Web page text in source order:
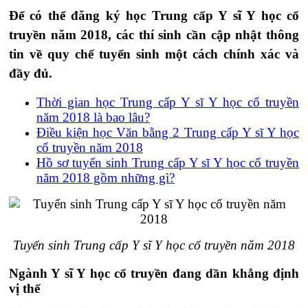
Để có thể đăng ký học Trung cấp Y sĩ Y học cổ
truyền năm 2018, các thí sinh cần cập nhật thông
tin về quy chế tuyển sinh một cách chính xác và
đầy đủ.
Thời gian học Trung cấp Y sĩ Y học cổ truyền
năm 2018 là bao lâu?
Điều kiện học Văn bằng 2 Trung cấp Y sĩ Y học
cổ truyền năm 2018
Hồ sơ tuyển sinh Trung cấp Y sĩ Y học cổ truyền
năm 2018 gồm những gì?
Tuyển sinh Trung cấp Y sĩ Y học cổ truyền năm 2018
Ngành Y sĩ Y học cổ truyền đang dần khẳng định
vị thế